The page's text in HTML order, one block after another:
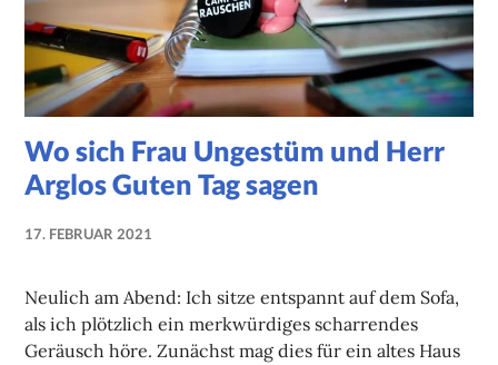
Wo sich Frau Ungestüm und Herr
Arglos Guten Tag sagen
17. FEBRUAR 2021
Neulich am Abend: Ich sitze entspannt auf dem Sofa,
als ich plötzlich ein merkwürdiges scharrendes
Geräusch höre. Zunächst mag dies für ein altes Haus